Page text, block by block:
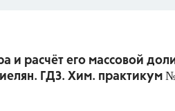
и расчёт его массовой
ГДЗ. Хим. практикум